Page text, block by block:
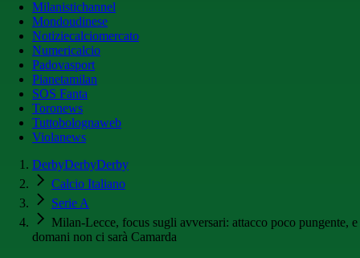
Milanistichannel
Mondoudinese
Notiziecalciomercato
Numericalcio
Padovasport
Pianetamilan
SOS Fanta
Toronews
Tuttobolognaweb
Violanews
DerbyDerbyDerby
Calcio Italiano
Serie A
Milan-Lecce, focus sugli avversari: attacco poco pungente, e
domani non ci sarà Camarda